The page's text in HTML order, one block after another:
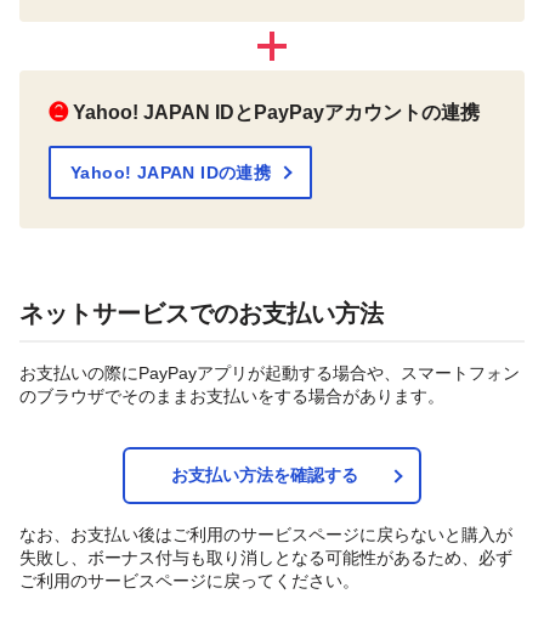
❷ Yahoo! JAPAN IDとPayPayアカウントの連携
Yahoo! JAPAN IDの連携
ネットサービスでのお支払い方法
お支払いの際にPayPayアプリが起動する場合や、スマートフォン
のブラウザでそのままお支払いをする場合があります。
お支払い方法を確認する
なお、お支払い後はご利用のサービスページに戻らないと購入が
失敗し、ボーナス付与も取り消しとなる可能性があるため、必ず
ご利用のサービスページに戻ってください。